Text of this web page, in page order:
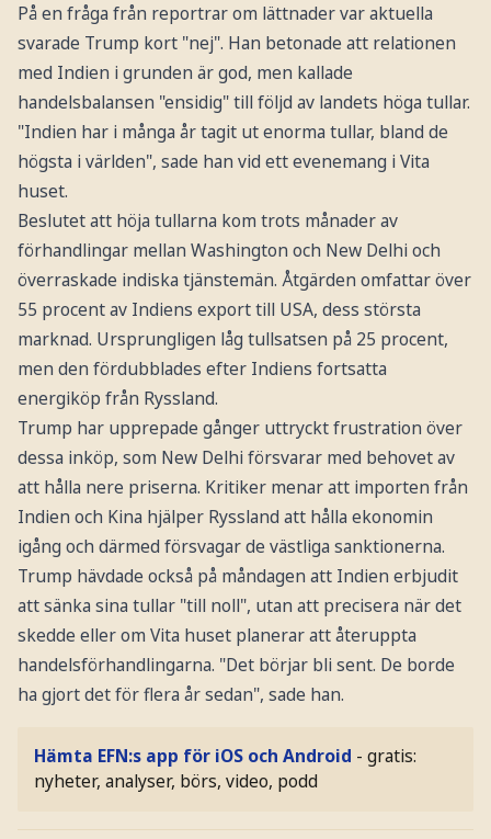
På en fråga från reportrar om lättnader var aktuella
svarade Trump kort "nej". Han betonade att relationen
med Indien i grunden är god, men kallade
handelsbalansen "ensidig" till följd av landets höga tullar.
"Indien har i många år tagit ut enorma tullar, bland de
högsta i världen", sade han vid ett evenemang i Vita
huset.
Beslutet att höja tullarna kom trots månader av
förhandlingar mellan Washington och New Delhi och
överraskade indiska tjänstemän. Åtgärden omfattar över
55 procent av Indiens export till USA, dess största
marknad. Ursprungligen låg tullsatsen på 25 procent,
men den fördubblades efter Indiens fortsatta
energiköp från Ryssland.
Trump har upprepade gånger uttryckt frustration över
dessa inköp, som New Delhi försvarar med behovet av
att hålla nere priserna. Kritiker menar att importen från
Indien och Kina hjälper Ryssland att hålla ekonomin
igång och därmed försvagar de västliga sanktionerna.
Trump hävdade också på måndagen att Indien erbjudit
att sänka sina tullar "till noll", utan att precisera när det
skedde eller om Vita huset planerar att återuppta
handelsförhandlingarna. "Det börjar bli sent. De borde
ha gjort det för flera år sedan", sade han.
Hämta EFN:s app för iOS och Android - gratis:
nyheter, analyser, börs, video, podd